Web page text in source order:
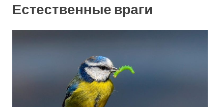
Естественные враги